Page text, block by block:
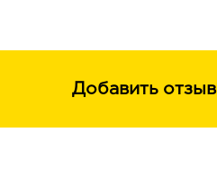
Добавить отзыв